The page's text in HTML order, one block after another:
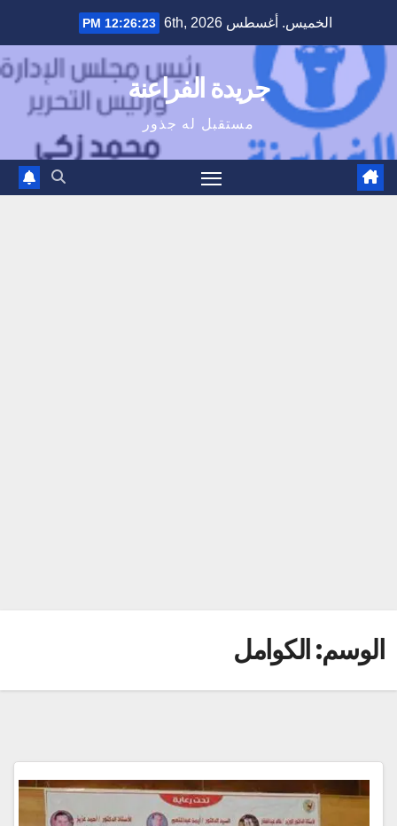
content
الخميس. أغسطس 6th, 2026 12:26:23 PM
جريدة الفراعنة
مستقبل له جذور
الوسم: الكوامل